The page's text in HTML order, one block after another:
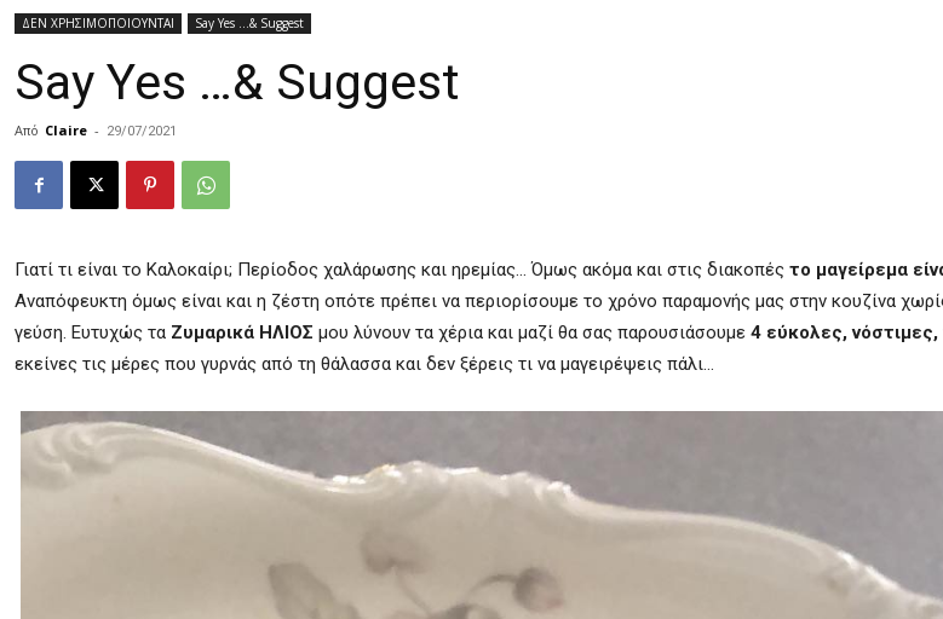
ΔΕΝ ΧΡΗΣΙΜΟΠΟΙΟΥΝΤΑΙ Say Yes ...& Suggest
Say Yes …& Suggest
Από Claire - 29/07/2021
Γιατί τι είναι το Καλοκαίρι; Περίοδος χαλάρωσης και ηρεμίας… Όμως ακόμα και στις διακοπές το μαγείρεμα
Αναπόφευκτη όμως είναι και η ζέστη οπότε πρέπει να περιορίσουμε το χρόνο παραμονής μας στην κουζίνα
γεύση. Ευτυχώς τα Ζυμαρικά ΗΛΙΟΣ μου λύνουν τα χέρια και μαζί θα σας παρουσιάσουμε 4 εύκολες,
εκείνες τις μέρες που γυρνάς από τη θάλασσα και δεν ξέρεις τι να μαγειρέψεις πάλι…